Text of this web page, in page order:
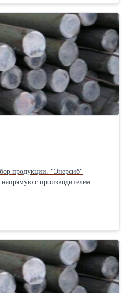
продукции. "Энерсиб"
напрямую с производителем.
товаров по всей территории